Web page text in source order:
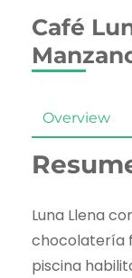
Café
Overview
Luna Llena
chocolatería
piscina